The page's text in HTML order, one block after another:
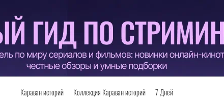
Караван историй Коллекция Караван историй 7 Дней